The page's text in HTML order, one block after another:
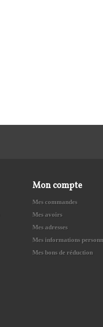
Mon compte
Mes commandes
Mes avoirs
Mes adresses
Mes informations
Mes bons de réduction